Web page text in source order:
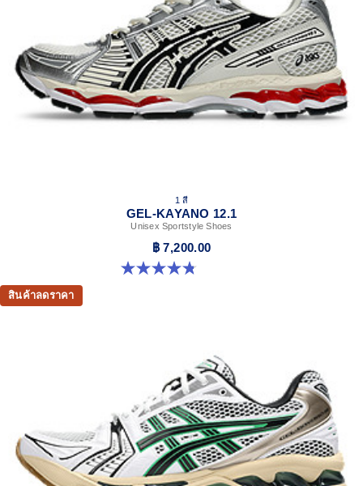
1 สี
GEL-KAYANO 12.1
Unisex Sportstyle Shoes
฿ 7,200.00
4.8 จาก 5 ดาว 5 รีวิว
สินค้าลดราคา